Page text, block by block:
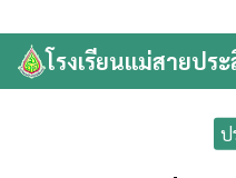
to
contentโรงเรียนแม่สายปร
Search
for:
ป